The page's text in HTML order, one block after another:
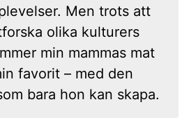
Men trots att
olika kulturers
min mammas mat
favorit – med den
bara hon kan skapa.